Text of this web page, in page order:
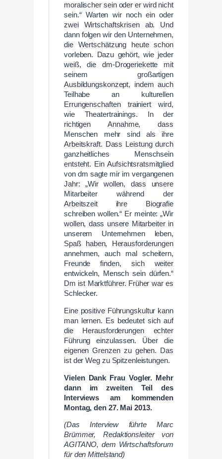
moralischer sein oder er wird nicht
sein.“ Warten wir noch ein oder
zwei Wirtschaftskrisen ab. Und
dann folgen wir den Unternehmen,
die Wertschätzung heute schon
vorleben. Dazu gehört, wie jeder
weiß, die dm-Drogeriekette mit
seinem großartigen
Ausbildungskonzept, indem auch
Teilhabe an kulturellen
Errungenschaften trainiert wird,
wie Theatertrainings. In der
richtigen Annahme, dass
Menschen mehr sind als ihre
Arbeitskraft. Dass Leistung durch
ganzheitliches Menschsein
entsteht. Ein Aufsichtsratsmitglied
von dm sagte mir im vergangenen
Jahr: „Wir wollen, dass unsere
Mitarbeiter während der
Arbeitszeit ihre Biografie
schreiben wollen.“ Er meinte: „Wir
wollen, dass unsere Mitarbeiter in
unserem Unternehmen leben,
Spaß haben, Herausforderungen
annehmen, auch mal scheitern,
Freunde finden, sich weiter
entwickeln, Mensch sein dürfen.“
Dm ist Marktführer. Früher war es
Schlecker.
Eine positive Führungskultur kann
man lernen. Es bedeutet sich auf
die Herausforderungen echter
Führung einzulassen. Über die
eigenen Grenzen zu gehen. Das
ist der Weg zu Spitzenleistungen.
Vielen Dank Frau Vogler. Mehr
dann im zweiten Teil des
Interviews am kommenden
Montag, den 27. Mai 2013.
(Das Interview führte Marc
Brümmer, Redaktionsleiter von
AGITANO, dem Wirtschaftsforum
für den Mittelstand)